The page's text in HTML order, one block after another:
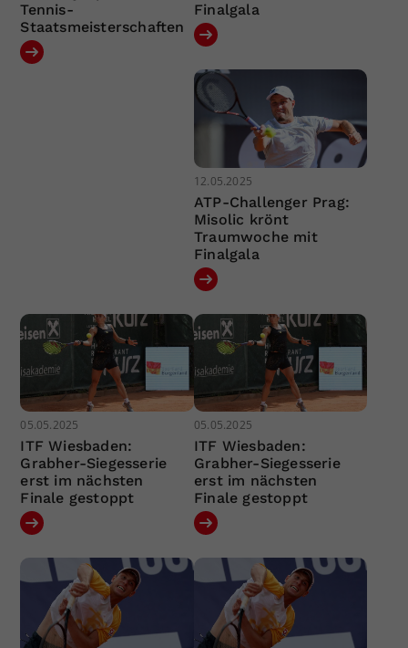
Tennis-
Staatsmeisterschaften
Finalgala
12.05.2025
ATP-Challenger Prag:
Misolic krönt
Traumwoche mit
Finalgala
05.05.2025
ITF Wiesbaden:
Grabher-Siegesserie
erst im nächsten
Finale gestoppt
05.05.2025
ITF Wiesbaden:
Grabher-Siegesserie
erst im nächsten
Finale gestoppt